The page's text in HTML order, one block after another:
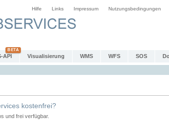
Hilfe Links Impressum Nutzungsbedingungen
API Visualisierung WMS WFS SOS
kostenfrei?
und frei verfügbar.